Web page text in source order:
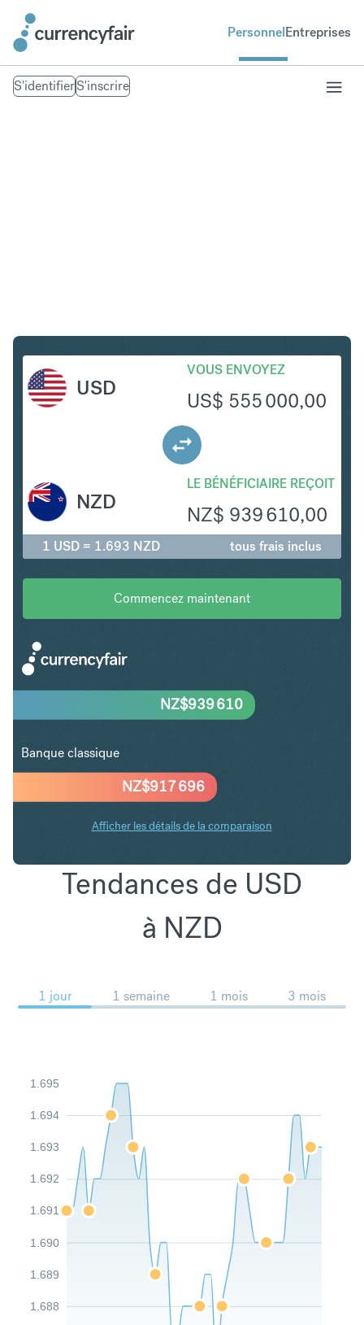
PersonnelEntreprises
S'identifierS'inscrire
USD
VOUS ENVOYEZ
US$ 555 000,00
LE BÉNÉFICIAIRE REÇOIT
NZ$ 939 610,00
NZD
1 USD = 1.693 NZD tous frais inclus
Commencez maintenant
NZ$917 696
NZ$939 610
Banque classique
Afficher les détails de la comparaison
Tendances de USD
à NZD
1 jour 1 semaine 1 mois 3 mois
1.688
1.689
1.690
1.691
1.692
1.693
1.694
1.695